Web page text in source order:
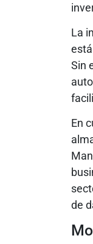
La
Sin
En
de